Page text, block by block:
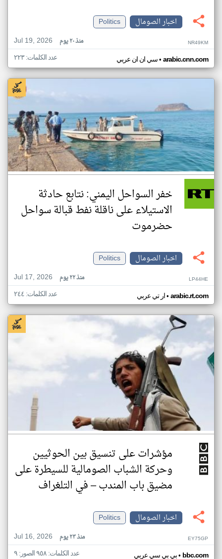
اخبار الصومال
Politics
Jul 19, 2026
منذ ٢٠ يوم NR49KM
سي ان ان عربي• arabic.cnn.com عدد الكلمات: ٢٢٣
خفر السواحل اليمني: نتابع حادثة
الاستيلاء على ناقلة نفط قبالة سواحل
حضرموت
اخبار الصومال
Politics
Jul 17, 2026
منذ ٢٢ يوم LP44HE
ار تي عربي• arabic.rt.com عدد الكلمات: ٢٤٤
مؤشرات على تنسيق بين الحوثيين
وحركة الشباب الصومالية للسيطرة على
مضيق باب المندب – في التلغراف
اخبار الصومال
Politics
Jul 16, 2026
منذ ٢٣ يوم EY75GP
بي بي سي عربي• bbc.com عدد الكلمات: ٩٥٨ الصور: ٩